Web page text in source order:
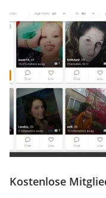
Kostenlose